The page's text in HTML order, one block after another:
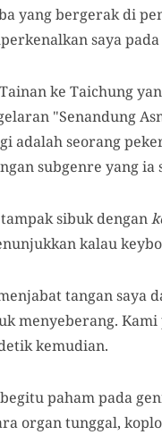
yang bergerak di
saya pada
ke Taichung
"Senandung
adalah seorang
subgenre yang ia
sibuk dengan
kalau
tangan saya
menyeberang.
kemudian.
paham pada
organ tunggal,